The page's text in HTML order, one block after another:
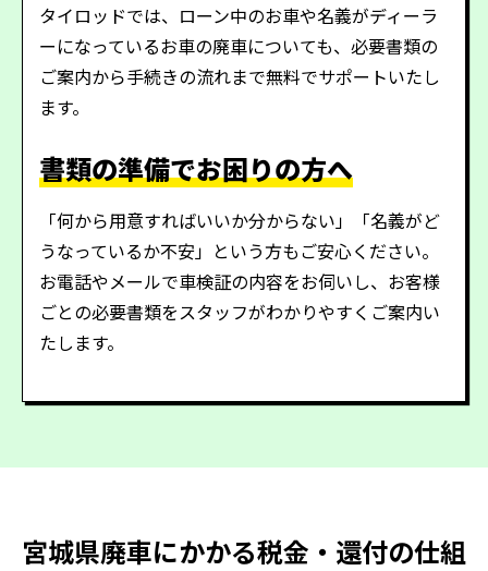
タイロッドでは、ローン中のお車や名義がディーラ
ーになっているお車の廃車についても、必要書類の
ご案内から手続きの流れまで無料でサポートいたし
ます。
書類の準備でお困りの方へ
「何から用意すればいいか分からない」「名義がど
うなっているか不安」という方もご安心ください。
お電話やメールで車検証の内容をお伺いし、お客様
ごとの必要書類をスタッフがわかりやすくご案内い
たします。
宮城県廃車にかかる税金・還付の仕組